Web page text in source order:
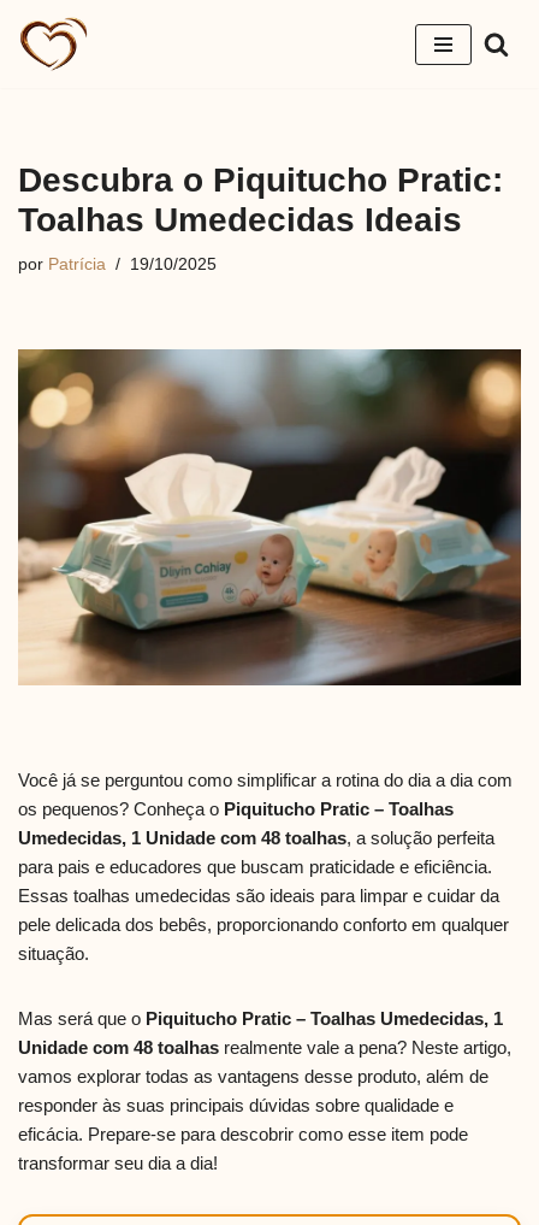
Pular
Descubra o Piquitucho Pratic:
Toalhas Umedecidas Ideais
por Patrícia 19/10/2025
Você já se perguntou como simplificar a rotina do dia a dia com
os pequenos? Conheça o Piquitucho Pratic – Toalhas
Umedecidas, 1 Unidade com 48 toalhas, a solução perfeita
para pais e educadores que buscam praticidade e eficiência.
Essas toalhas umedecidas são ideais para limpar e cuidar da
pele delicada dos bebês, proporcionando conforto em qualquer
situação.
Mas será que o Piquitucho Pratic – Toalhas Umedecidas, 1
Unidade com 48 toalhas realmente vale a pena? Neste artigo,
vamos explorar todas as vantagens desse produto, além de
responder às suas principais dúvidas sobre qualidade e
eficácia. Prepare-se para descobrir como esse item pode
transformar seu dia a dia!